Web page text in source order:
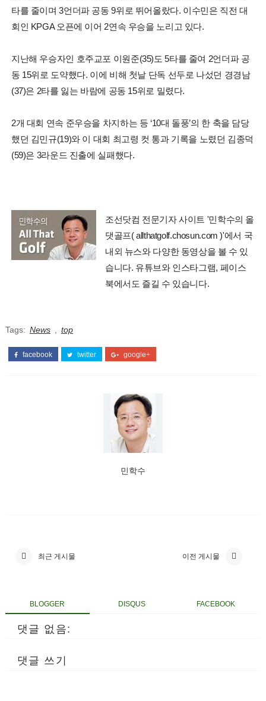
타를 줄이며 3언더파 공동 9위로 뛰어올랐다. 이수민은 직전 대
회인 KPGA 오픈에 이어 2연속 우승을 노리고 있다.
지난해 우승자인 호주교포 이원준(35)도 5타를 줄여 2언더파 공
동 15위로 도약했다. 이에 비해 첫날 단독 선두로 나섰던 경경남
(37)은 2타를 잃는 바람에 공동 15위로 밀렸다.
2개 대회 연속 준우승을 차지하는 등 ‘10대 돌풍’의 한 축을 담당
했던 김민규(19)와 이 대회 최고령 컷 통과 기록을 노렸던 김종덕
(59)은 3라운드 진출에 실패했다.
조선닷컴 전문기자 사이트 '민학수의 올
댓골프( allthatgolf.chosun.com )'에서 국
내외 뉴스와 다양한 동영상을 볼 수 있
습니다. 유튜브와 인스타그램, 페이스
북에서도 즐길 수 있습니다.
Tags: News top
facebook twitter google+
민학수
최근 게시물 이전 게시물
BLOGGER DISQUS FACEBOOK
댓글 없음:
댓글 쓰기